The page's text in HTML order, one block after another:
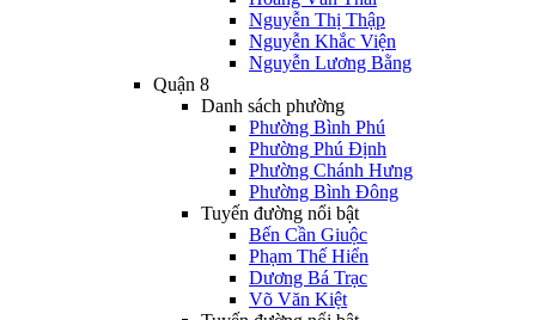
Nguyễn Thị Thập
Nguyễn Khắc Viện
Nguyễn Lương Bằng
Quận 8
Danh sách phường
Phường Bình Phú
Phường Phú Định
Phường Chánh Hưng
Phường Bình Đông
Tuyến đường nổi bật
Bến Cần Giuộc
Phạm Thế Hiển
Dương Bá Trạc
Võ Văn Kiệt